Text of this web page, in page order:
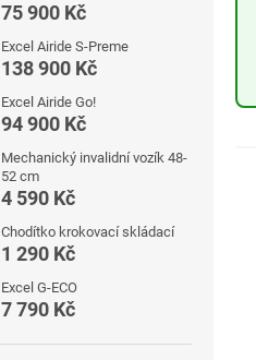
75 900 Kč
Excel Airide S-Preme
138 900 Kč
Excel Airide Go!
94 900 Kč
Mechanický invalidní vozík 48-
52 cm
4 590 Kč
Chodítko krokovací skládací
1 290 Kč
Excel G-ECO
7 790 Kč